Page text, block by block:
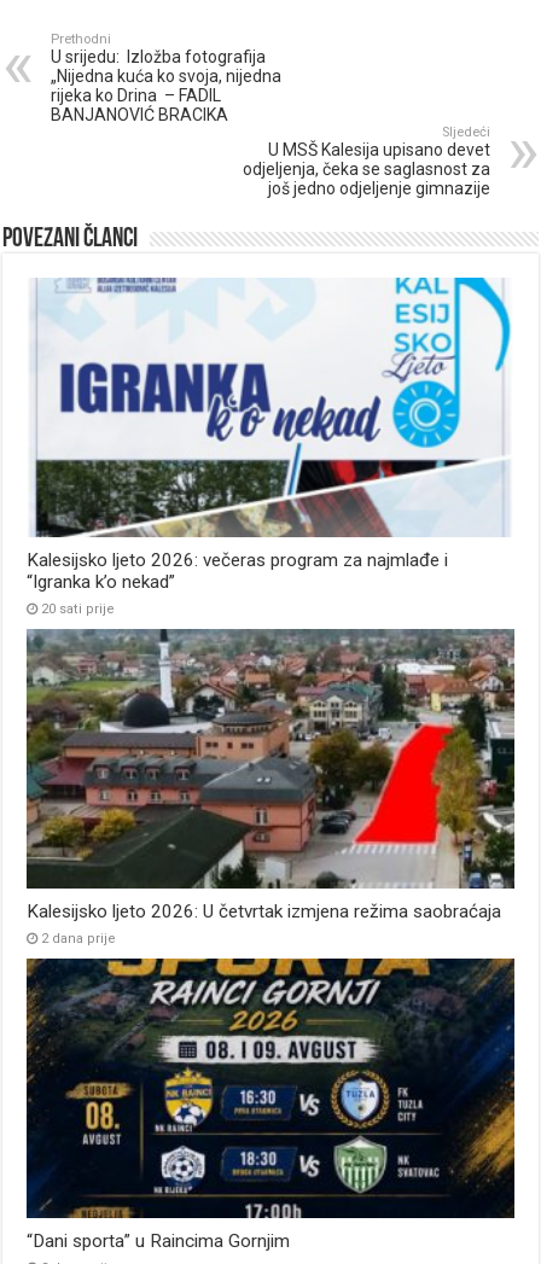
Prethodni
U srijedu: Izložba fotografija
„Nijedna kuća ko svoja, nijedna
rijeka ko Drina – FADIL
BANJANOVIĆ BRACIKA
Sljedeći
U MSŠ Kalesija upisano devet
odjeljenja, čeka se saglasnost za
još jedno odjeljenje gimnazije
Povezani članci
Kalesijsko ljeto 2026: večeras program za najmlađe i
“Igranka k’o nekad”
20 sati prije
Kalesijsko ljeto 2026: U četvrtak izmjena režima saobraćaja
2 dana prije
“Dani sporta” u Raincima Gornjim